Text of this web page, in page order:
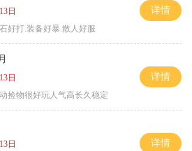
日
好打.装备好暴.散人好服
详情
日
捡物很好玩人气高长久稳定
详情
日
详情